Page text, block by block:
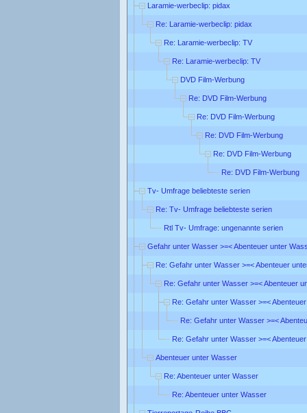
Laramie-werbeclip: pidax
Re: Laramie-werbeclip: pidax
Re: Laramie-werbeclip: TV
Re: Laramie-werbeclip: TV
DVD Film-Werbung
Re: DVD Film-Werbung
Re: DVD Film-Werbung
Re: DVD Film-Werbung
Re: DVD Film-Werbung
Re: DVD Film-Werbung
Tv- Umfrage beliebteste serien
Re: Tv- Umfrage beliebteste serien
Rtl Tv- Umfrage: ungenannte serien
Gefahr unter Wasser >=< Abenteuer unter
Re: Gefahr unter Wasser >=< Abenteuer
Re: Gefahr unter Wasser >=< Abenteuer
Re: Gefahr unter Wasser >=<
Re: Gefahr unter Wasser >=<
Re: Gefahr unter Wasser >=<
Abenteuer unter Wasser
Re: Abenteuer unter Wasser
Re: Abenteuer unter Wasser